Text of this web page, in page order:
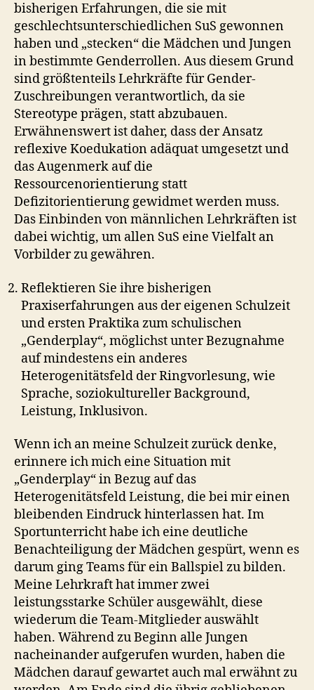
bisherigen Erfahrungen, die sie mit
geschlechtsunterschiedlichen SuS gewonnen
haben und „stecken“ die Mädchen und Jungen
in bestimmte Genderrollen. Aus diesem Grund
sind größtenteils Lehrkräfte für Gender-
Zuschreibungen verantwortlich, da sie
Stereotype prägen, statt abzubauen.
Erwähnenswert ist daher, dass der Ansatz
reflexive Koedukation adäquat umgesetzt und
das Augenmerk auf die
Ressourcenorientierung statt
Defizitorientierung gewidmet werden muss.
Das Einbinden von männlichen Lehrkräften ist
dabei wichtig, um allen SuS eine Vielfalt an
Vorbilder zu gewähren.
Reflektieren Sie ihre bisherigen
Praxiserfahrungen aus der eigenen Schulzeit
und ersten Praktika zum schulischen
„Genderplay“, möglichst unter Bezugnahme
auf mindestens ein anderes
Heterogenitätsfeld der Ringvorlesung, wie
Sprache, soziokultureller Background,
Leistung, Inklusivon.
Wenn ich an meine Schulzeit zurück denke,
erinnere ich mich eine Situation mit
„Genderplay“ in Bezug auf das
Heterogenitätsfeld Leistung, die bei mir einen
bleibenden Eindruck hinterlassen hat. Im
Sportunterricht habe ich eine deutliche
Benachteiligung der Mädchen gespürt, wenn es
darum ging Teams für ein Ballspiel zu bilden.
Meine Lehrkraft hat immer zwei
leistungsstarke Schüler ausgewählt, diese
wiederum die Team-Mitglieder auswählt
haben. Während zu Beginn alle Jungen
nacheinander aufgerufen wurden, haben die
Mädchen darauf gewartet auch mal erwähnt zu